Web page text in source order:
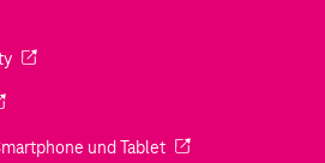
Tab geöffnet)
(Wird in einem neuen Tab geöffnet)
in einem neuen Tab geöffnet)
und Tablet(Wird in einem